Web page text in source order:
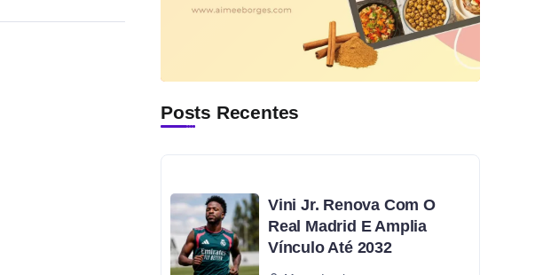
Posts Recentes
Vini Jr. Renova Com O
Real Madrid E Amplia
Vínculo Até 2032